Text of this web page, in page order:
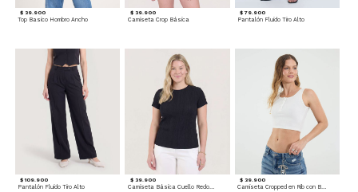
$ 39.900
Top Basico Hombro Ancho
$ 39.900
Camiseta Crop Básica
$ 79.900
Pantalón Fluido Tiro Alto
$ 109.900
Pantalón Fluido Tiro Alto
$ 39.900
Camiseta Básica Cuello Redondo
$ 39.900
Camiseta Cropped en Rib con Botones